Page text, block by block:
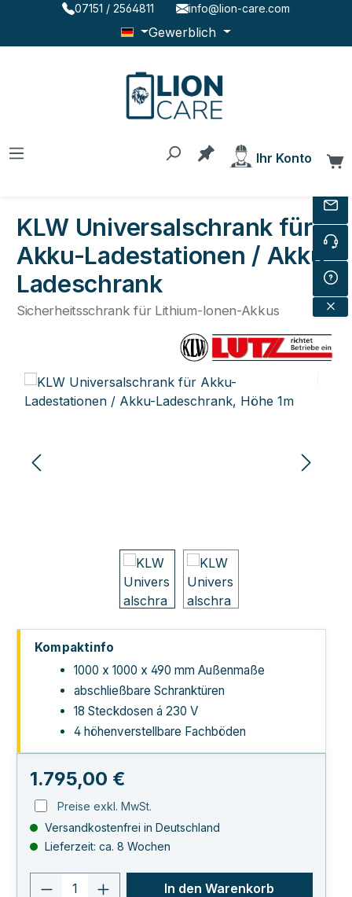
Zum Hauptinhalt springen
07151 / 2564811 info@lion-care.com
Gewerblich
Du hast 0 Produkte
Ihr Konto
KLW Universalschrank für
Akku-Ladestationen / Akku-
Ladeschrank
Sicherheitsschrank für Lithium-Ionen-Akkus
Bildergalerie überspringen
Kompaktinfo
1000 x 1000 x 490 mm Außen­maße
abschließbare Schrank­türen
18 Steck­dosen á 230 V
4 höhenverstellbare Fach­böden
Regulärer Preis:
1.795,00 €
Preise exkl. MwSt.
Versandkostenfrei in Deutschland
Lieferzeit: ca. 8 Wochen
Produkt Anzahl: Gib den
In den Warenkorb